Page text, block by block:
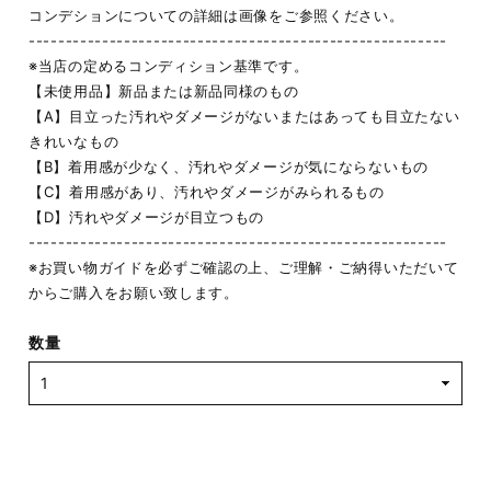
コンデションについての詳細は画像をご参照ください。
---------------------------------------------------------
※当店の定めるコンディション基準です。
【未使用品】新品または新品同様のもの
【A】目立った汚れやダメージがないまたはあっても目立たない
きれいなもの
【B】着用感が少なく、汚れやダメージが気にならないもの
【C】着用感があり、汚れやダメージがみられるもの
【D】汚れやダメージが目立つもの
---------------------------------------------------------
※お買い物ガイドを必ずご確認の上、ご理解・ご納得いただいて
からご購入をお願い致します。
数量